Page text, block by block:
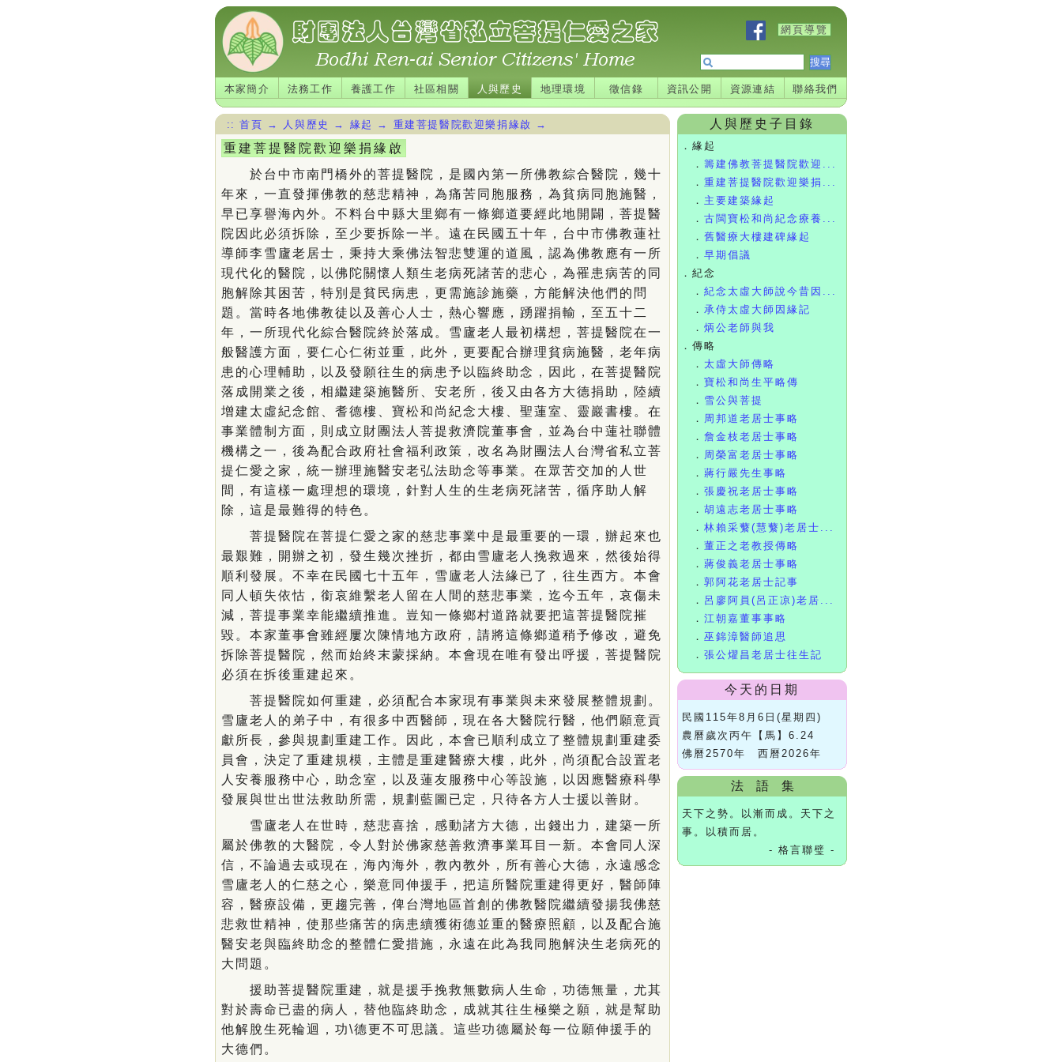
網頁導覽
本家簡介 法務工作 養護工作 社區相關 人與歷史 地理環境 徵信錄 資訊公開 資源連結 聯絡我們
人與歷史子目錄
． 緣起
． 籌建佛教菩提醫院歡迎...
． 重建菩提醫院歡迎樂捐...
． 主要建築緣起
． 古閩寶松和尚紀念療養...
． 舊醫療大樓建碑緣起
． 早期倡議
． 紀念
． 紀念太虛大師說今昔因...
． 承侍太虛大師因緣記
． 炳公老師與我
． 傳略
． 太虛大師傳略
． 寶松和尚生平略傳
． 雪公與菩提
． 周邦道老居士事略
． 詹金枝老居士事略
． 周榮富老居士事略
． 蔣行嚴先生事略
． 張慶祝老居士事略
． 胡遠志老居士事略
． 林賴采蘩(慧蘩)老居士...
． 董正之老教授傳略
． 蔣俊義老居士事略
． 郭阿花老居士記事
． 呂廖阿員(呂正凉)老居...
． 江朝嘉董事事略
． 巫錦漳醫師追思
． 張公燿昌老居士往生記
今天的日期
民國115年8月6日(星期四)
農曆歲次丙午【馬】6.24
佛曆2570年 西曆2026年
法 語 集
天下之勢。以漸而成。天下之
事。以積而居。
- 格言聯璧 -
::首頁 → 人與歷史 → 緣起 → 重建菩提醫院歡迎樂捐緣啟 →
重建菩提醫院歡迎樂捐緣啟
於台中市南門橋外的菩提醫院，是國內第一所佛教綜合醫院，幾十
年來，一直發揮佛教的慈悲精神，為痛苦同胞服務，為貧病同胞施醫，
早已享譽海內外。不料台中縣大里鄉有一條鄉道要經此地開闢，菩提醫
院因此必須拆除，至少要拆除一半。遠在民國五十年，台中市佛教蓮社
導師李雪廬老居士，秉持大乘佛法智悲雙運的道風，認為佛教應有一所
現代化的醫院，以佛陀關懷人類生老病死諸苦的悲心，為罹患病苦的同
胞解除其困苦，特別是貧民病患，更需施診施藥，方能解決他們的問
題。當時各地佛教徒以及善心人士，熱心響應，踴躍捐輸，至五十二
年，一所現代化綜合醫院終於落成。雪廬老人最初構想，菩提醫院在一
般醫護方面，要仁心仁術並重，此外，更要配合辦理貧病施醫，老年病
患的心理輔助，以及發願往生的病患予以臨終助念，因此，在菩提醫院
落成開業之後，相繼建築施醫所、安老所，後又由各方大德捐助，陸續
增建太虛紀念館、耆德樓、寶松和尚紀念大樓、聖蓮室、靈巖書樓。在
事業體制方面，則成立財團法人菩提救濟院董事會，並為台中蓮社聯體
機構之一，後為配合政府社會福利政策，改名為財團法人台灣省私立菩
提仁愛之家，統一辦理施醫安老弘法助念等事業。在眾苦交加的人世
間，有這樣一處理想的環境，針對人生的生老病死諸苦，循序助人解
除，這是最難得的特色。
菩提醫院在菩提仁愛之家的慈悲事業中是最重要的一環，辦起來也
最艱難，開辦之初，發生幾次挫折，都由雪廬老人挽救過來，然後始得
順利發展。不幸在民國七十五年，雪廬老人法緣已了，往生西方。本會
同人頓失依怙，銜哀維繫老人留在人間的慈悲事業，迄今五年，哀傷未
減，菩提事業幸能繼續推進。豈知一條鄉村道路就要把這菩提醫院摧
毀。本家董事會雖經屢次陳情地方政府，請將這條鄉道稍予修改，避免
拆除菩提醫院，然而始終末蒙採納。本會現在唯有發出呼援，菩提醫院
必須在拆後重建起來。
菩提醫院如何重建，必須配合本家現有事業與未來發展整體規劃。
雪廬老人的弟子中，有很多中西醫師，現在各大醫院行醫，他們願意貢
獻所長，參與規劃重建工作。因此，本會已順利成立了整體規劃重建委
員會，決定了重建規模，主體是重建醫療大樓，此外，尚須配合設置老
人安養服務中心，助念室，以及蓮友服務中心等設施，以因應醫療科學
發展與世出世法救助所需，規劃藍圖已定，只待各方人士援以善財。
雪廬老人在世時，慈悲喜捨，感動諸方大德，出錢出力，建築一所
屬於佛教的大醫院，令人對於佛家慈善救濟事業耳目一新。本會同人深
信，不論過去或現在，海內海外，教內教外，所有善心大德，永遠感念
雪廬老人的仁慈之心，樂意同伸援手，把這所醫院重建得更好，醫師陣
容，醫療設備，更趨完善，俾台灣地區首創的佛教醫院繼續發揚我佛慈
悲救世精神，使那些痛苦的病患續獲術德並重的醫療照顧，以及配合施
醫安老與臨終助念的整體仁愛措施，永遠在此為我同胞解決生老病死的
大問題。
援助菩提醫院重建，就是援手挽救無數病人生命，功德無量，尤其
對於壽命已盡的病人，替他臨終助念，成就其往生極樂之願，就是幫助
他解脫生死輪迴，功\德更不可思議。這些功德屬於每一位願伸援手的
大德們。